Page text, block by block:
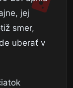
jej
smer,
uberať v